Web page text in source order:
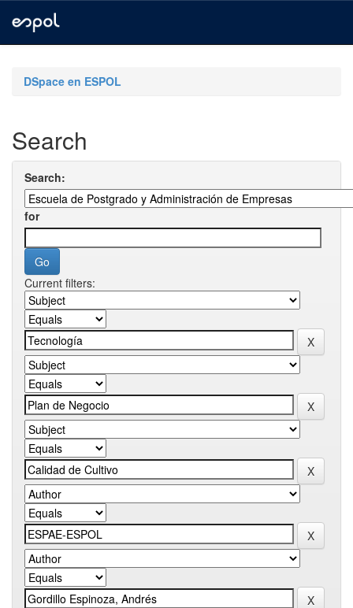
navigationDSpace en ESPOL
Search
Search:
for
Current filters: